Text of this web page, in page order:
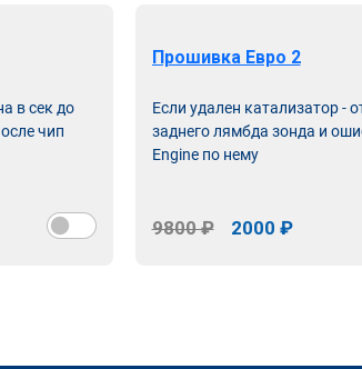
в сек до
чип
Прошивка Евро 2
Если удален катализатор -
заднего лямбда зонда и
Engine по нему
9800 ₽ 2000 ₽